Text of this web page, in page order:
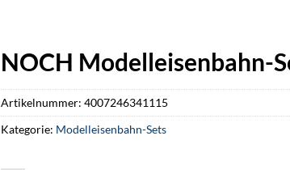
NOCH Modelleisenbahn-
Artikelnummer: 4007246341115
Kategorie: Modelleisenbahn-Sets